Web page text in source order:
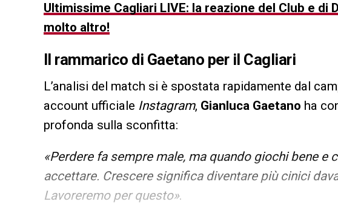
Ultimissime Cagliari LIVE: la reazione del Club e di
molto altro!
Il rammarico di Gaetano per il Cagliari
L’analisi del match si è spostata rapidamente dal
account ufficiale Instagram, Gianluca Gaetano ha
profonda sulla sconfitta:
«Perdere fa sempre male, ma quando giochi bene e
accettare. Crescere significa diventare più cinici
Lavoreremo per questo».